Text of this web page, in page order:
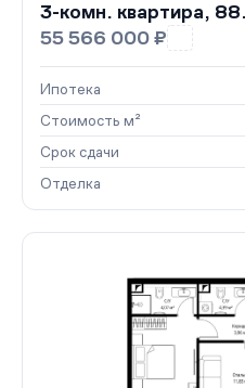
3-комн. квартира,
55 566 000 ₽
Ипотека
Стоимость м²
Срок сдачи
Отделка